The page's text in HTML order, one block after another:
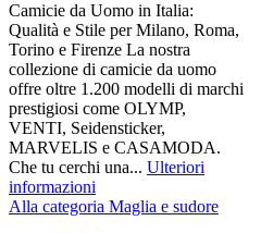
Camicie da Uomo in Italia:
Qualità e Stile per Milano, Roma,
Torino e Firenze La nostra
collezione di camicie da uomo
offre oltre 1.200 modelli di marchi
prestigiosi come OLYMP,
VENTI, Seidensticker,
MARVELIS e CASAMODA.
Che tu cerchi una... Ulteriori
informazioni
Alla categoria Maglia e sudore